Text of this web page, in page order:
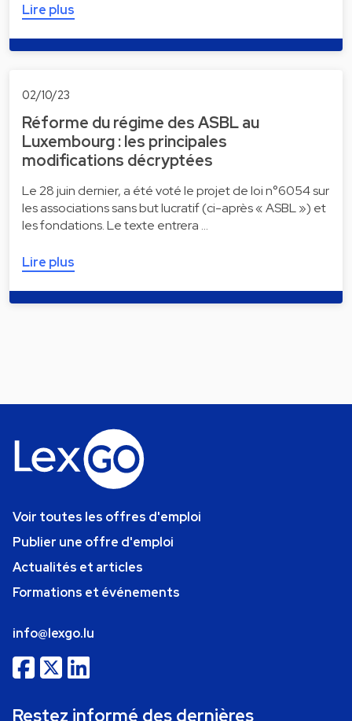
Lire plus
02/10/23
Réforme du régime des ASBL au
Luxembourg : les principales
modifications décryptées
Le 28 juin dernier, a été voté le projet de loi n°6054 sur
les associations sans but lucratif (ci-après « ASBL ») et
les fondations. Le texte entrera …
Lire plus
Voir toutes les offres d'emploi
Publier une offre d'emploi
Actualités et articles
Formations et événements
info@lexgo.lu
Restez informé des dernières